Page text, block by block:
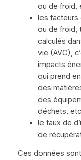
ou de froid,
les facteurs
ou de froid,
calculés
vie (AVC),
impacts
qui prend
des
des
déchets,
le taux de
de
Ces données